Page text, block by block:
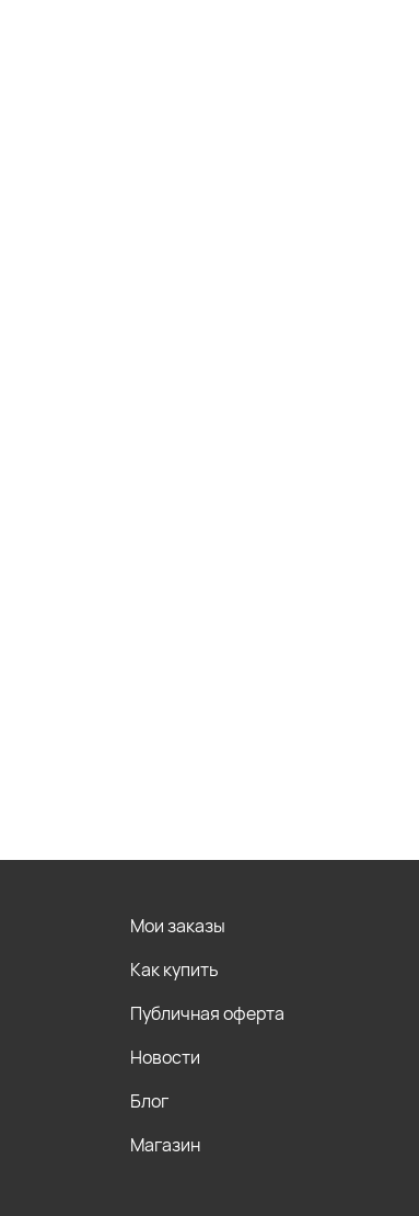
Мои заказы
Как купить
Публичная оферта
Новости
Блог
Магазин